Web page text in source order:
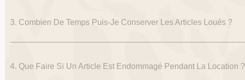
3. Combien De Temps Puis-Je Conserver Les Articles Loués ?
4. Que Faire Si Un Article Est Endommagé Pendant La Location ?